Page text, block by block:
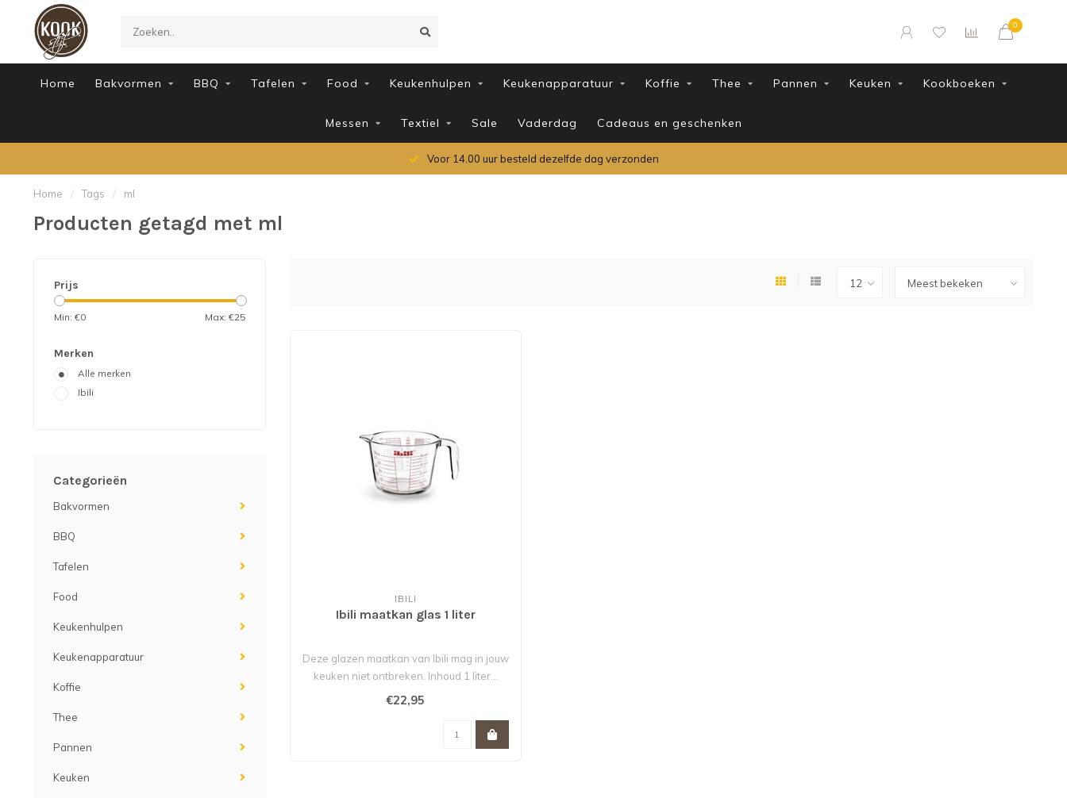
0
Home Bakvormen BBQ Tafelen Food Keukenhulpen Keukenapparatuur Koffie Thee Pannen Keuken Kookboeken
Messen Textiel Sale Vaderdag Cadeaus en geschenken
Voor 14.00 uur besteld dezelfde dag verzonden
Home / Tags / ml
Producten getagd met ml
Prijs
Min: €0 Max: €25
Merken
Alle merken
Ibili
Categorieën
Bakvormen
BBQ
Tafelen
Food
Keukenhulpen
Keukenapparatuur
Koffie
Thee
Pannen
Keuken
IBILI
Ibili maatkan glas 1 liter
Deze glazen maatkan van Ibili mag in jouw
keuken niet ontbreken. Inhoud 1 liter...
€22,95